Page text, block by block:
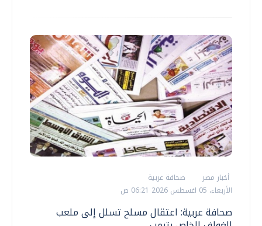
أخبار مصر
صحافة عربية
الأربعاء، 05 اغسطس 2026 06:21 ص
صحافة عربية: اعتقال مسلح تسلل إلى ملعب